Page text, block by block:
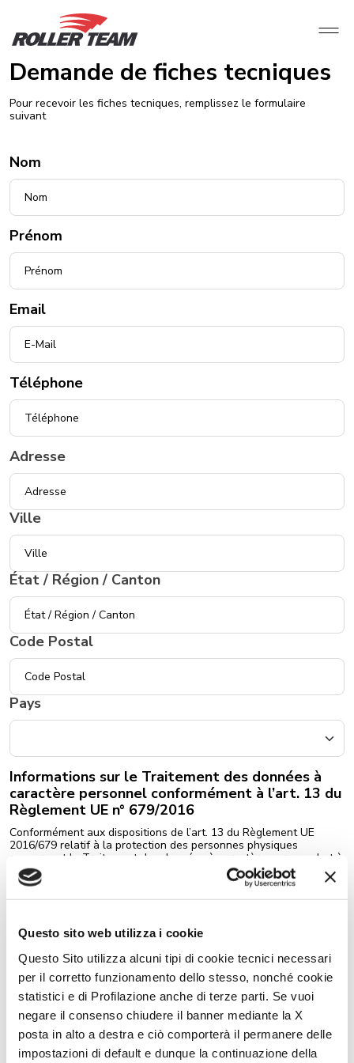
Questo sito web utilizza i cookie
Questo Sito utilizza alcuni tipi di cookie tecnici necessari
per il corretto funzionamento dello stesso, nonché cookie
statistici e di Profilazione anche di terze parti. Se vuoi
negare il consenso chiudere il banner mediante la X
posta in alto a destra e ciò comporterà il permanere delle
impostazioni di default e dunque la continuazione della
Demande de fiches tecniques
Pour recevoir les fiches tecniques, remplissez le formulaire
suivant
Nom
Prénom
Email
Téléphone
Indirizzo
Adresse
Ville
État / Région / Canton
Code Postal
Pays
Informations sur le Traitement des données à
caractère personnel conformément à l’art. 13 du
Règlement UE n° 679/2016
Conformément aux dispositions de l’art. 13 du Règlement UE
2016/679 relatif à la protection des personnes physiques
concernant le Traitement des données à caractère personnel et à
la libre circulation de ces données, la société du Groupe Trigano
S.p.a pour les marques Roller Team, CI, en sa qualité de
Responsable du traitement des données à caractère personnel,
dessous.
Consenso
J’autorise le traitement de mes données et je déclare avoir
pris connaissance de la Politique de confidentialité.Cliquez
ici pour consulter la politique de confidentialité
Consenso
Je souhaite m’inscrire à la newsletter pour recevoir des
informations et des offres promotionnelles et commerciales